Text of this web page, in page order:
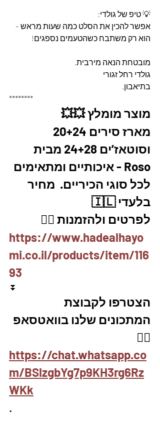
💡 טיפ של גולדי:
אפשר להכין את הסלט כמה שעות מראש –
הוא רק משתבח כשהטעמים נספגים!
מובטחת הנאה מירבית.
גולדי רחל זגורי
בתיאבון.
********
מוצר מומלץ 💥💥
וסוטאז’ים 24+28 מבית
Roso - איכותיים ומתאימים
לכל סוגי הכיריים.  מחיר
בלעדי 🇮🇱
לפרטים ולהזמנות 👇🏼
https://www.hadealhayo
mi.co.il/products/item/116
93
⏬
הצטרפו לקבוצת
המתכונים שלנו בוואטסאפ
👇🏽
https://chat.whatsapp.co
m/BSlzgbYg7p9KH3rg6Rz
WKk
.